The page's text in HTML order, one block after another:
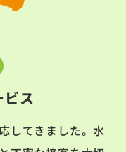
ビス
してきました。水